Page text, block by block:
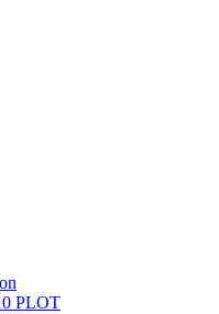
PLOT